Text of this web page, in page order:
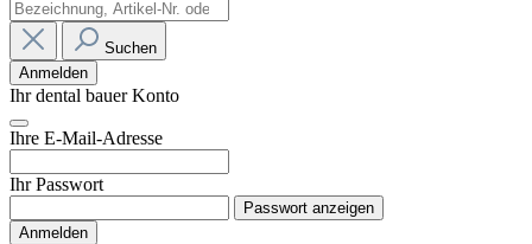
Suchen
Anmelden
Ihr dental bauer Konto
Ihre E-Mail-Adresse
Ihr Passwort
Passwort anzeigen
Anmelden